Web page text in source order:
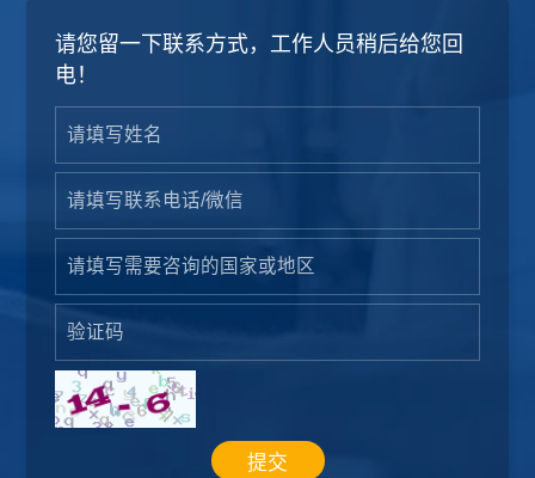
请您留一下联系方式，工作人员稍后给您回
电！
提交